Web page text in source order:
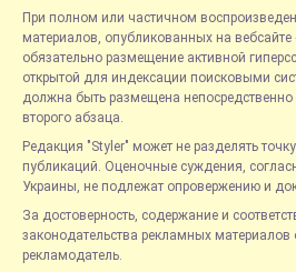
При полном или частичном
материалов, опубликованных на вебсайте
обязательно размещение активной
открытой для индексации поисковыми
должна быть размещена непосредственно
второго абзаца.
Редакция "Styler" может не разделять
публикаций. Оценочные суждения,
Украины, не подлежат опровержению и
За достоверность, содержание и
законодательства рекламных материалов
рекламодатель.